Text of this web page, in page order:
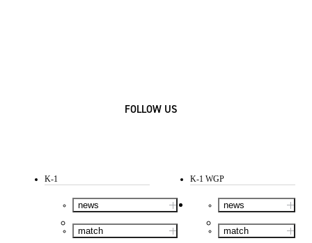
FOLLOW US
K-1
news
match
K-1 WGP
news
match